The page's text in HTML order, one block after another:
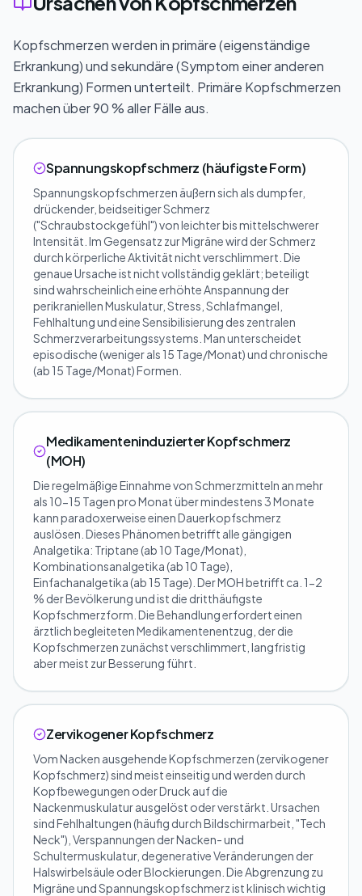
Kopfschmerzen werden in primäre (eigenständige
Erkrankung) und sekundäre (Symptom einer anderen
Erkrankung) Formen unterteilt. Primäre Kopfschmerzen
machen über 90 % aller Fälle aus.
Spannungskopfschmerz (häufigste Form)
Spannungskopfschmerzen äußern sich als dumpfer,
drückender, beidseitiger Schmerz
("Schraubstockgefühl") von leichter bis mittelschwerer
Intensität. Im Gegensatz zur Migräne wird der Schmerz
durch körperliche Aktivität nicht verschlimmert. Die
genaue Ursache ist nicht vollständig geklärt; beteiligt
sind wahrscheinlich eine erhöhte Anspannung der
perikraniellen Muskulatur, Stress, Schlafmangel,
Fehlhaltung und eine Sensibilisierung des zentralen
Schmerzverarbeitungssystems. Man unterscheidet
episodische (weniger als 15 Tage/Monat) und chronische
(ab 15 Tage/Monat) Formen.
Medikamenteninduzierter Kopfschmerz
(MOH)
Die regelmäßige Einnahme von Schmerzmitteln an mehr
als 10-15 Tagen pro Monat über mindestens 3 Monate
kann paradoxerweise einen Dauerkopfschmerz
auslösen. Dieses Phänomen betrifft alle gängigen
Analgetika: Triptane (ab 10 Tage/Monat),
Kombinationsanalgetika (ab 10 Tage),
Einfachanalgetika (ab 15 Tage). Der MOH betrifft ca. 1-2
% der Bevölkerung und ist die dritthäufigste
Kopfschmerzform. Die Behandlung erfordert einen
ärztlich begleiteten Medikamentenentzug, der die
Kopfschmerzen zunächst verschlimmert, langfristig
aber meist zur Besserung führt.
Zervikogener Kopfschmerz
Vom Nacken ausgehende Kopfschmerzen (zervikogener
Kopfschmerz) sind meist einseitig und werden durch
Kopfbewegungen oder Druck auf die
Nackenmuskulatur ausgelöst oder verstärkt. Ursachen
sind Fehlhaltungen (häufig durch Bildschirmarbeit, "Tech
Neck"), Verspannungen der Nacken- und
Schultermuskulatur, degenerative Veränderungen der
Halswirbelsäule oder Blockierungen. Die Abgrenzung zu
Migräne und Spannungskopfschmerz ist klinisch wichtig